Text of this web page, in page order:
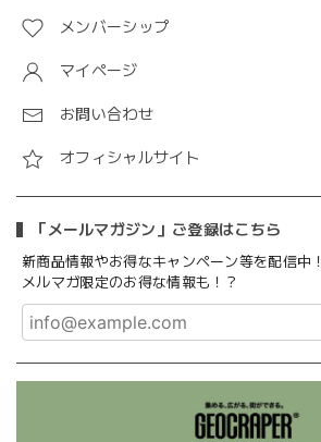
メンバーシップ
マイページ
お問い合わせ
オフィシャルサイト
「メールマガジン」ご登録はこちら
新商品情報やお得なキャンペーン等を配信中！
メルマガ限定のお得な情報も！？